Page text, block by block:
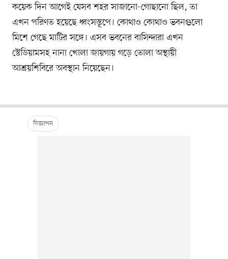
কয়েক দিন আগেই যেসব শহর সাজানো-গোছানো ছিল, তা
এখন পরিণত হয়েছে ধ্বংসস্তূপে। কোথাও কোথাও ভবনগুলো
মিশে গেছে মাটির সঙ্গে। এসব ভবনের বাসিন্দারা এখন
স্টেডিয়ামসহ নানা খোলা জায়গায় গড়ে তোলা অস্থায়ী
আশ্রয়শিবিরে অবস্থান নিয়েছেন।